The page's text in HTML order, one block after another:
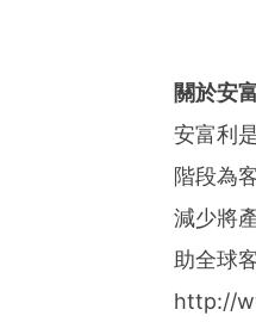
關於安
安富利
階段為
減少將
助全球
http://